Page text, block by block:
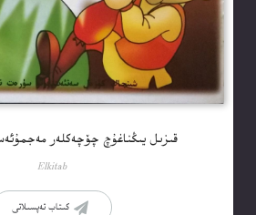
قىزىل يىڭناغۇچ چۆچەكلەر مەجمۇئەسى(5) :
Elkitab
كىتاب تەپسىلاتى